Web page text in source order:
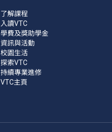
了解課程
入讀VTC
學費及獎助學金
資訊與活動
校園生活
探索VTC
持續專業進修
VTC主頁